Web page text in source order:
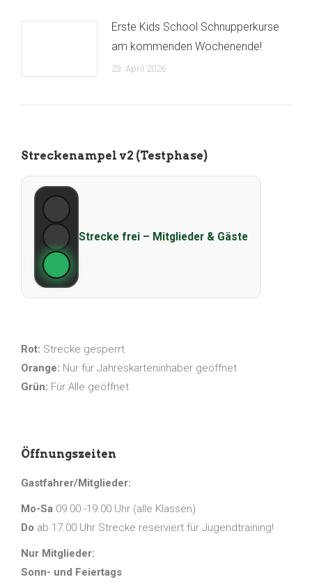
Erste Kids School Schnupperkurse
am kommenden Wochenende!
23. April 2026
Streckenampel v2 (Testphase)
Strecke frei – Mitglieder & Gäste
Rot: Strecke gesperrt
Orange: Nur für Jahreskarteninhaber geöffnet
Grün: Für Alle geöffnet
Öffnungszeiten
Gastfahrer/Mitglieder:
Mo-Sa 09.00 -19.00 Uhr (alle Klassen)
Do ab 17.00 Uhr Strecke reserviert für Jugendtraining!
Nur Mitglieder:
Sonn- und Feiertags